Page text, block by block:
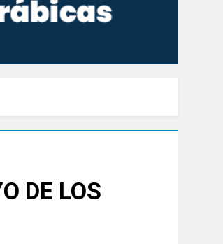
DE LOS